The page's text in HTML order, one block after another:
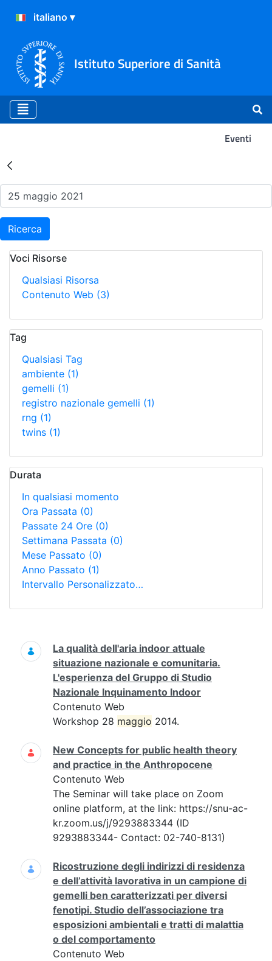
Istituto Superiore di Sanità
Eventi
Risultati della Ricerca -
Ricerca
Voci Risorse
Qualsiasi Risorsa
Contenuto Web (3)
Tag
Qualsiasi Tag
ambiente (1)
gemelli (1)
registro nazionale gemelli (1)
rng (1)
twins (1)
Durata
In qualsiasi momento
Ora Passata (0)
Passate 24 Ore (0)
Settimana Passata (0)
Mese Passato (0)
Anno Passato (1)
Intervallo Personalizzato…
Ricerca
La qualità dell'aria indoor attuale
situazione nazionale e comunitaria.
L'esperienza del Gruppo di Studio
Nazionale Inquinamento Indoor
Contenuto Web
Workshop 28 maggio 2014.
New Concepts for public health theory
and practice in the Anthropocene
Contenuto Web
The Seminar will take place on Zoom
online platform, at the link: https://snu-ac-
kr.zoom.us/j/9293883344 (ID
9293883344- Contact: 02-740-8131)
Ricostruzione degli indirizzi di residenza
e dell’attività lavorativa in un campione di
gemelli ben caratterizzati per diversi
fenotipi. Studio dell’associazione tra
esposizioni ambientali e tratti di malattia
o del comportamento
Contenuto Web